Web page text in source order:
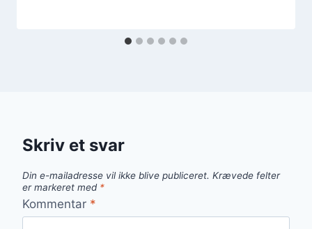
Skriv et svar
Din e-mailadresse vil ikke blive publiceret. Krævede felter
er markeret med *
Kommentar *